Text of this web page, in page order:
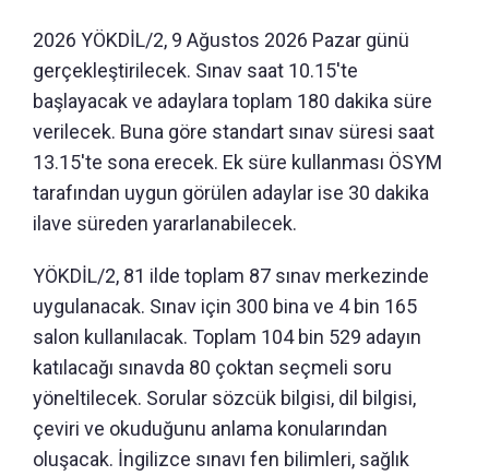
2026 YÖKDİL/2, 9 Ağustos 2026 Pazar günü
gerçekleştirilecek. Sınav saat 10.15'te
başlayacak ve adaylara toplam 180 dakika süre
verilecek. Buna göre standart sınav süresi saat
13.15'te sona erecek. Ek süre kullanması ÖSYM
tarafından uygun görülen adaylar ise 30 dakika
ilave süreden yararlanabilecek.
YÖKDİL/2, 81 ilde toplam 87 sınav merkezinde
uygulanacak. Sınav için 300 bina ve 4 bin 165
salon kullanılacak. Toplam 104 bin 529 adayın
katılacağı sınavda 80 çoktan seçmeli soru
yöneltilecek. Sorular sözcük bilgisi, dil bilgisi,
çeviri ve okuduğunu anlama konularından
oluşacak. İngilizce sınavı fen bilimleri, sağlık